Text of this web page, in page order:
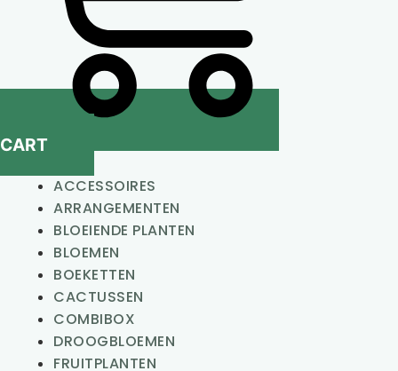
CART
ACCESSOIRES
ARRANGEMENTEN
BLOEIENDE PLANTEN
BLOEMEN
BOEKETTEN
CACTUSSEN
COMBIBOX
DROOGBLOEMEN
FRUITPLANTEN